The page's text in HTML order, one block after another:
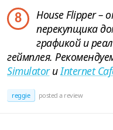
8
House Flipper –
перекупщика
графикой и
геймплея.
SimulatorиInternet
reggie posted a review